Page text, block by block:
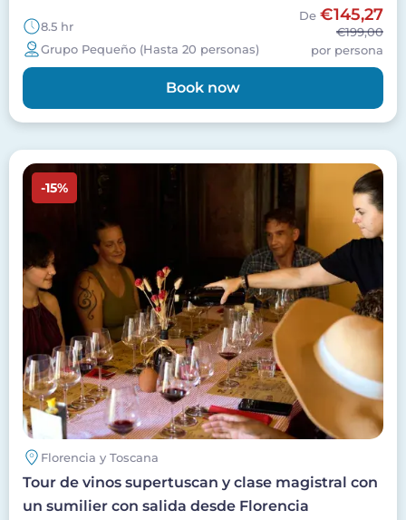
8.5 hr
Grupo Pequeño (Hasta 20 personas)
De €145,27
€199,00
por persona
Book now
Imagen
-15%
Florencia y Toscana
Tour de vinos supertuscan y clase magistral con
un sumilier con salida desde Florencia